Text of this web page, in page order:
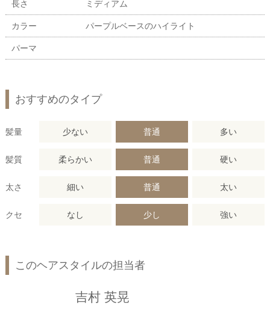
長さ ミディアム
カラー パープルベースのハイライト
パーマ
おすすめのタイプ
髪量 少ない 普通 多い
髪質 柔らかい 普通 硬い
太さ 細い 普通 太い
クセ なし 少し 強い
このヘアスタイルの担当者
吉村 英晃